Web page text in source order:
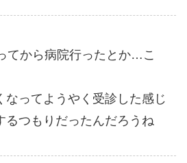
てから病院行ったとか…こ
なってようやく受診した感じ
るつもりだったんだろうね